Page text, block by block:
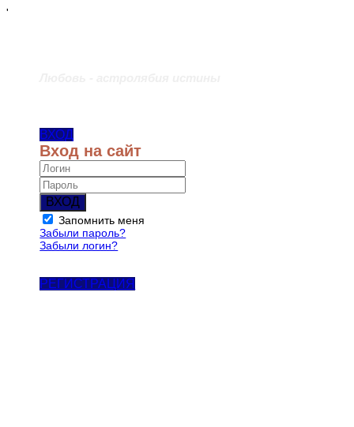
'
ВХОД
Вход на сайт
ВХОД
Запомнить меня
Забыли пароль?
Забыли логин?
РЕГИСТРАЦИЯ